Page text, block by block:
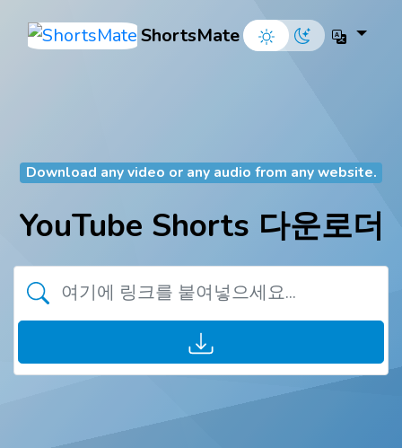
ShortsMate
Download any video or any audio from any website.
YouTube Shorts 다운로더